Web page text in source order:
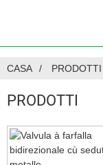
CASA PRODOTTI
PRODOTTI